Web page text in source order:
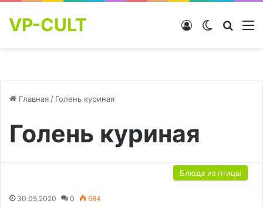
VP-CULT Switch skin
Войти
Главная / Голень куриная
Голень куриная
Блюда из птицы
30.05.2020 0 684